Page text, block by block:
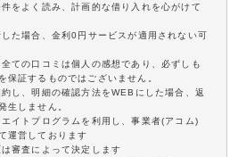
をよく読み、計画的な借り入れを心がけて
た場合、金利0円サービスが適用されない可
ての口コミは個人の感想であり、必ずしも
保証するものではございません。
し、明細の確認方法をWEBにした場合、返
生しません。
イトプログラムを利用し、事業者(アコム)
運営しております
審査によって決定します